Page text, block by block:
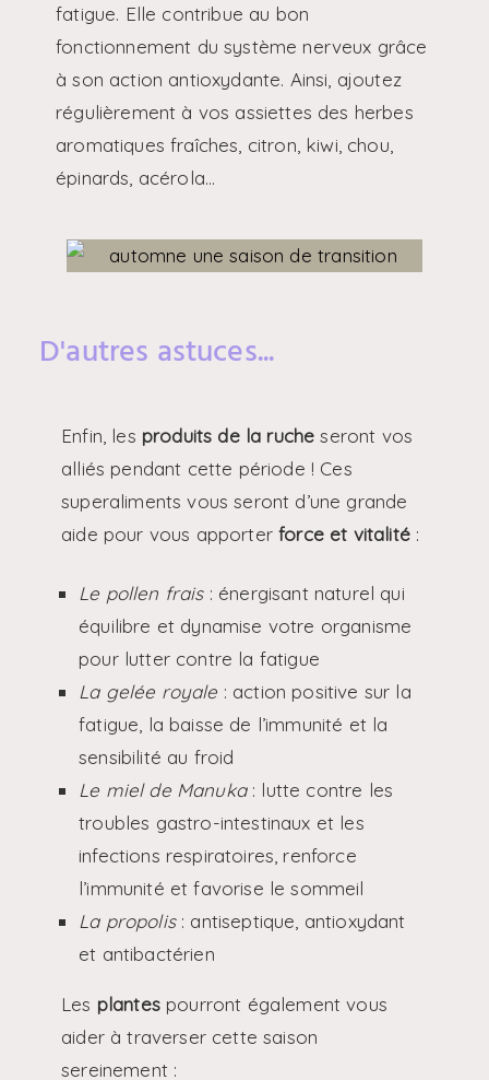
fatigue. Elle contribue au bon
fonctionnement du système nerveux grâce
à son action antioxydante. Ainsi, ajoutez
régulièrement à vos assiettes des herbes
aromatiques fraîches, citron, kiwi, chou,
épinards, acérola…
D'autres astuces...
Enfin, les produits de la ruche seront vos
alliés pendant cette période ! Ces
superaliments vous seront d’une grande
aide pour vous apporterforce et vitalité :
Le pollen frais : énergisant naturel qui
équilibre et dynamise votre organisme
pour lutter contre la fatigue
La gelée royale : action positive sur la
fatigue, la baisse de l’immunité et la
sensibilité au froid
Le miel de Manuka: lutte contre les
troubles gastro-intestinaux et les
infections respiratoires, renforce
l’immunité et favorise le sommeil
La propolis : antiseptique, antioxydant
et antibactérien
Les plantespourront également vous
aider à traverser cette saison
sereinement :